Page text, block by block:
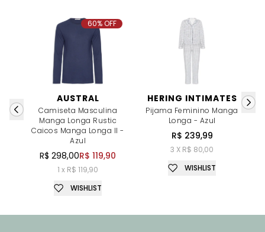
AUSTRAL
Camiseta Masculina
Manga Longa Rustic
Caicos Manga Longa II -
Azul
R$ 298,00R$ 119,90
1 x R$ 119,90
60% OFF
WISHLIST
HERING INTIMATES
Pijama Feminino Manga
Longa - Azul
R$ 239,99
3 X R$ 80,00
WISHLIST